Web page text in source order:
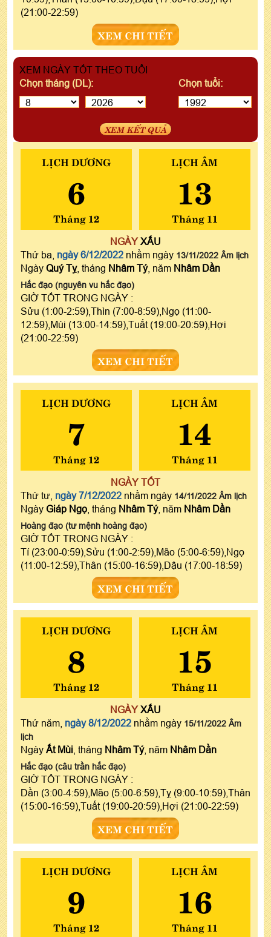
(21:00-22:59)
XEM CHI TIẾT
XEM NGÀY TỐT THEO TUỔI
Chọn tháng (DL):
Chọn tuổi:
XEM KẾT QUẢ
LỊCH DƯƠNG
6
Tháng 12
LỊCH ÂM
13
Tháng 11
NGÀYXẤU
Thứ ba, ngày 6/12/2022 nhằm ngày 13/11/2022 Âm lịch
Ngày Quý Tỵ, tháng Nhâm Tý, năm Nhâm Dần
Hắc đạo (nguyên vu hắc đạo)
GIỜ TỐT TRONG NGÀY :
Sửu (1:00-2:59),Thìn (7:00-8:59),Ngọ (11:00-
12:59),Mùi (13:00-14:59),Tuất (19:00-20:59),Hợi
(21:00-22:59)
XEM CHI TIẾT
LỊCH DƯƠNG
7
Tháng 12
LỊCH ÂM
14
Tháng 11
NGÀY TỐT
Thứ tư, ngày 7/12/2022 nhằm ngày 14/11/2022 Âm lịch
Ngày Giáp Ngọ , tháng Nhâm Tý, năm Nhâm Dần
Hoàng đạo (tư mệnh hoàng đạo)
GIỜ TỐT TRONG NGÀY :
Tí (23:00-0:59),Sửu (1:00-2:59),Mão (5:00-6:59),Ngọ
(11:00-12:59),Thân (15:00-16:59),Dậu (17:00-18:59)
XEM CHI TIẾT
LỊCH DƯƠNG
8
Tháng 12
LỊCH ÂM
15
Tháng 11
NGÀYXẤU
Thứ năm, ngày 8/12/2022 nhằm ngày 15/11/2022 Âm
lịch
Ngày Ất Mùi , tháng Nhâm Tý, năm Nhâm Dần
Hắc đạo (câu trần hắc đạo)
GIỜ TỐT TRONG NGÀY :
Dần (3:00-4:59),Mão (5:00-6:59),Tỵ (9:00-10:59),Thân
(15:00-16:59),Tuất (19:00-20:59),Hợi (21:00-22:59)
XEM CHI TIẾT
LỊCH DƯƠNG
9
Tháng 12
LỊCH ÂM
16
Tháng 11